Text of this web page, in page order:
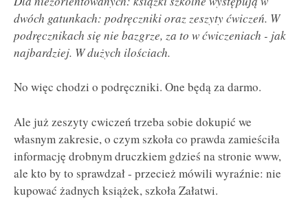
dwóch gatunkach: podręczniki oraz zeszyty ćwiczeń. W
podręcznikach się nie bazgrze, za to w ćwiczeniach - jak
najbardziej. W dużych ilościach.
No więc chodzi o podręczniki. One będą za darmo.
Ale już zeszyty cwiczeń trzeba sobie dokupić we
własnym zakresie, o czym szkoła co prawda zamieściła
informację drobnym druczkiem gdzieś na stronie www,
ale kto by to sprawdzał - przecież mówili wyraźnie: nie
kupować żadnych książek, szkoła Załatwi.